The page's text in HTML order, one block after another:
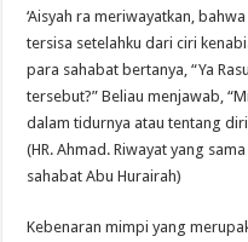
‘Aisyah ra meriwayatkan,
tersisa setelahku dari ciri
para sahabat bertanya, “Ya
tersebut?” Beliau menjawab,
dalam tidurnya atau tentang
(HR. Ahmad. Riwayat yang
sahabat Abu Hurairah)
Kebenaran mimpi yang